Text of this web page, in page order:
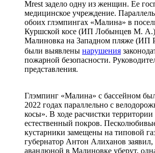
Mrest задело одну из женщин. Ее
медицинское учреждение.
обоих глэмпингах «Малина» в
Куршской косе (ИП Лобынцев М. А.)
Малиновка на Западном пляже (ИП
были выявлены нарушения
пожарной безопасности.
представления.
Глэмпинг «Малина» с бассейном
2022 годах параллельно с
косы». В ходе расчистки
естественный покров.
кустарники замещены на типовой
губернатор Антон Алиханов заявил,
авандюной в Малиновке уберут,